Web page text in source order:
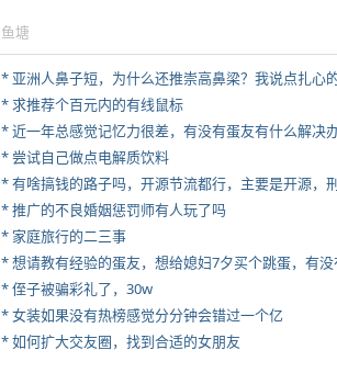
鱼塘
* 亚洲人鼻子短，为什么还推崇高鼻梁？我说点扎心的
* 求推荐个百元内的有线鼠标
* 近一年总感觉记忆力很差，有没有蛋友有什么解决
* 尝试自己做点电解质饮料
* 推广的不良婚姻惩罚师有人玩了吗
* 家庭旅行的二三事
* 侄子被骗彩礼了，30w
* 女装如果没有热榜感觉分分钟会错过一个亿
* 如何扩大交友圈，找到合适的女朋友